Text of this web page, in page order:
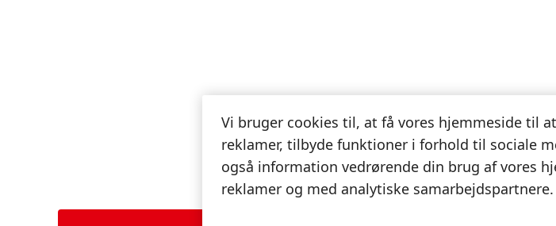
Information
Vi bruger cookies til, at få vores hjemmeside til
reklamer, tilbyde funktioner i forhold til sociale
også information vedrørende din brug af vores
reklamer og med analytiske samarbejdspartnere.